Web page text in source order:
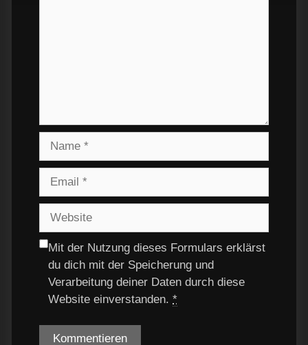
Mit der Nutzung dieses Formulars erklärst
du dich mit der Speicherung und
Verarbeitung deiner Daten durch diese
Website einverstanden. *